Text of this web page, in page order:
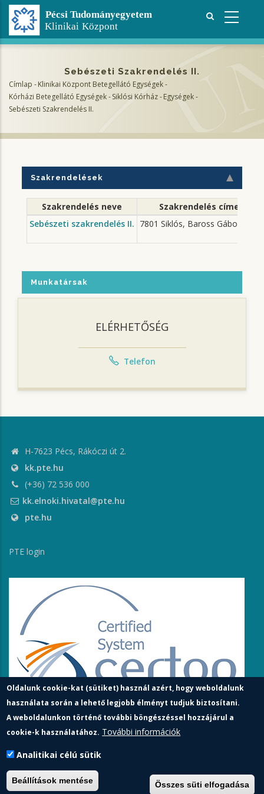
Ugrás
tartalomra
Sebészeti Szakrendelés II.
Morzsa
Címlap -Klinikai Központ Betegellátó Egységek-
Kórházi Betegellátó Egységek-Siklósi Kórház-Egységek-
Sebészeti Szakrendelés II.
Szakrendelések
Szakrendelés neve
Szakrendelés címe
Sebészeti szakrendelés II. 7801 Siklós, Baross Gábor u. 6.
Munkatársak
ELÉRHETŐSÉG
Telefon
H-7623 Pécs, Rákóczi út 2.
kk.pte.hu
(+36) 72 536 000
kk.elnoki.hivatal@pte.hu
pte.hu
PTE login
Pécsi Tudományegyetem | Kancellária |Informatikai és
Innovációs Igazgatóság
| Portál csoport - 2023.
Oldalunk cookie-kat (sütiket) használ azért, hogy weboldalunk
használata során a lehető legjobb élményt tudjuk biztosítani.
A weboldalunkon történő további böngészéssel hozzájárul a
cookie-k használatához. További információk
Analitikai célú sütik
Beállítások mentése Összes süti elfogadása